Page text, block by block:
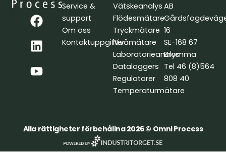
F
a
c
e
b
o
L
i
n
k
e
d
Y
o
u
t
u
b
Service &
support
Om oss
Kontaktuppgifter
Vätskeanalys
Flödesmätare
Tryckmätare
Nivåmätare
Laboratorieanalys
Dataloggers
Regulatorer
Temperaturmätare
AB
16
SE-168 67
Bromma
Tel 46 (8)564
808 40
Alla rättigheter förbehållna 2026 © Omni Process